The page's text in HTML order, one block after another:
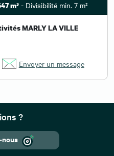
m² - Divisibilité min. 7 m²
MARLY LA VILLE
Envoyer un message
?